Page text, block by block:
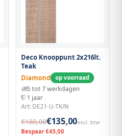
Deco Knooppunt 2x216lt.
Teak
Diamond
op voorraad
5 tot 7 werkdagen
1 jaar
Art: DE21-U-TK/N
€180,00€135,00excl. btw
Bespaar €45,00